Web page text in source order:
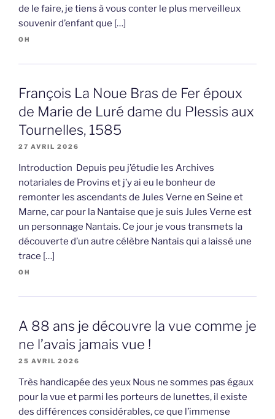
de le faire, je tiens à vous conter le plus merveilleux
souvenir d’enfant que […]
OH
François La Noue Bras de Fer époux
de Marie de Luré dame du Plessis aux
Tournelles, 1585
27 AVRIL 2026
Introduction Depuis peu j’étudie les Archives
notariales de Provins et j’y ai eu le bonheur de
remonter les ascendants de Jules Verne en Seine et
Marne, car pour la Nantaise que je suis Jules Verne est
un personnage Nantais. Ce jour je vous transmets la
découverte d’un autre célèbre Nantais qui a laissé une
trace […]
OH
A 88 ans je découvre la vue comme je
ne l’avais jamais vue !
25 AVRIL 2026
Très handicapée des yeux Nous ne sommes pas égaux
pour la vue et parmi les porteurs de lunettes, il existe
des différences considérables, ce que l’immense